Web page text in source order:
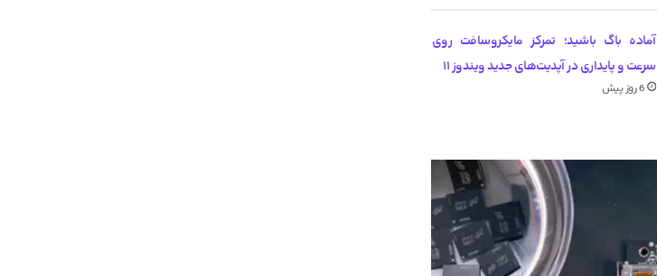
آماده باگ باشید؛ تمرکز مایکروسافت روی
سرعت و پایداری در آپدیت‌های جدید ویندوز ۱۱
6 روز پیش